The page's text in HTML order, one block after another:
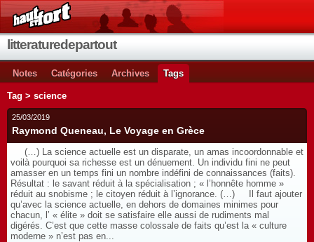
litteraturedepartout
Notes Catégories Archives Tags
Tag > science
25/03/2019
Raymond Queneau, Le Voyage en Grèce
(…) La science actuelle est un disparate, un amas incoordonnable et
voilà pourquoi sa richesse est un dénuement. Un individu fini ne peut
amasser en un temps fini un nombre indéfini de connaissances (faits).
Résultat : le savant réduit à la spécialisation ; « l’honnête homme »
réduit au snobisme ; le citoyen réduit à l’ignorance. (…) Il faut ajouter
qu’avec la science actuelle, en dehors de domaines minimes pour
chacun, l’ « élite » doit se satisfaire elle aussi de rudiments mal
digérés. C’est que cette masse colossale de faits qu’est la « culture
moderne » n’est pas en...